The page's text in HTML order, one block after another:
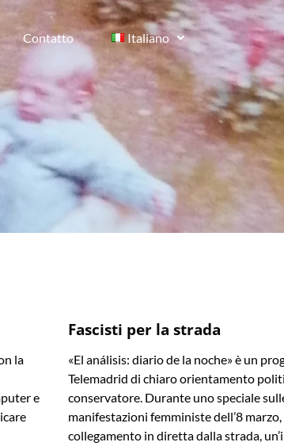
Contatto Italiano
la
e
Fascisti per la strada
«El análisis: diario de la noche» è un
Telemadrid di chiaro orientamento
conservatore. Durante uno speciale
manifestazioni femministe dell’8 marzo,
collegamento in diretta dalla strada,